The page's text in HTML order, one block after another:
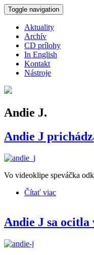
Skočiť na hlavný obsah
Toggle navigation
Aktuality
Archív
CD prílohy
In English
Kontakt
Nástroje
Andie J.
Andie J
Vo videoklipe speváčka
Čítať viac
Andie J sa ocitla